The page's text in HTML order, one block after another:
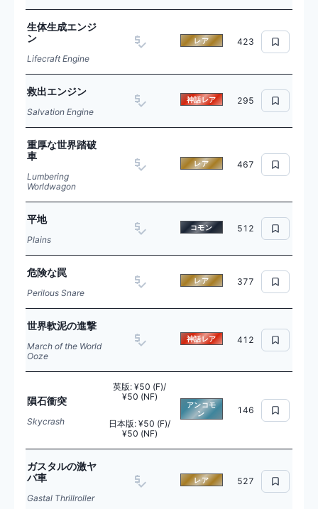
生体生成エンジ
ン
Lifecraft Engine
レア 423
救出エンジン
Salvation Engine
神話レア 295
重厚な世界踏破
車
Lumbering
Worldwagon
レア 467
平地
Plains
コモン 512
危険な罠
Perilous Snare
レア 377
世界軟泥の進撃
March of the World
Ooze
神話レア 412
隕石衝突
Skycrash
英版: ¥50 (F)/
¥50 (NF)
日本版: ¥50 (F)/
¥50 (NF)
アンコモ
ン
146
ガスタルの激ヤ
バ車
Gastal Thrillroller
レア 527